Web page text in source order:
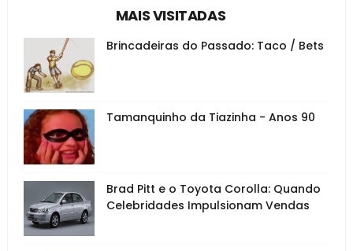
MAIS VISITADAS
Brincadeiras do Passado: Taco / Bets
Tamanquinho da Tiazinha - Anos 90
Brad Pitt e o Toyota Corolla: Quando
Celebridades Impulsionam Vendas